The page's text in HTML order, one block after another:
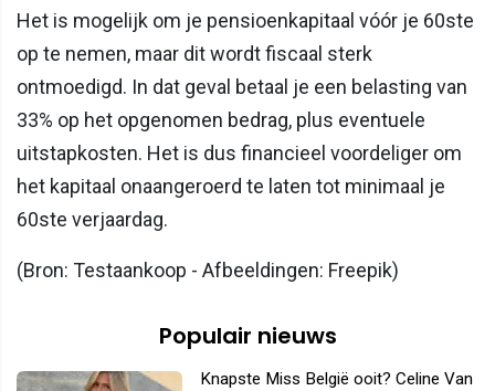
Het is mogelijk om je pensioenkapitaal vóór je 60ste
op te nemen, maar dit wordt fiscaal sterk
ontmoedigd. In dat geval betaal je een belasting van
33% op het opgenomen bedrag, plus eventuele
uitstapkosten. Het is dus financieel voordeliger om
het kapitaal onaangeroerd te laten tot minimaal je
60ste verjaardag.
(Bron: Testaankoop - Afbeeldingen: Freepik)
Populair nieuws
Knapste Miss België ooit? Celine Van